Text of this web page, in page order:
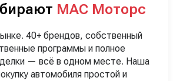
МАС Моторс
40+ брендов, собственный
программы и полное
— всё в одном месте. Наша
автомобиля простой и